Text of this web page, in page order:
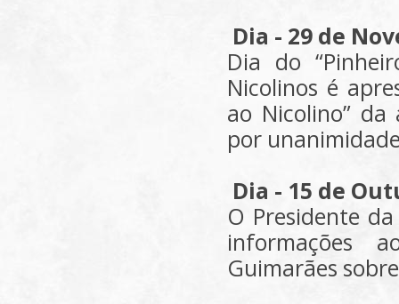
Dia - 29 de
Dia do
Nicolinos é
ao Nicolino” da
por
Dia - 15 de
O Presidente
informações
Guimarães